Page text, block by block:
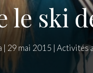
le ski
| 29 mai 2015 | Activités